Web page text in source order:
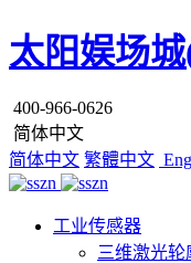
太阳娱场
400-966-0626
简体中文
简体中文 繁體中文
工业传感器
三维激光轮